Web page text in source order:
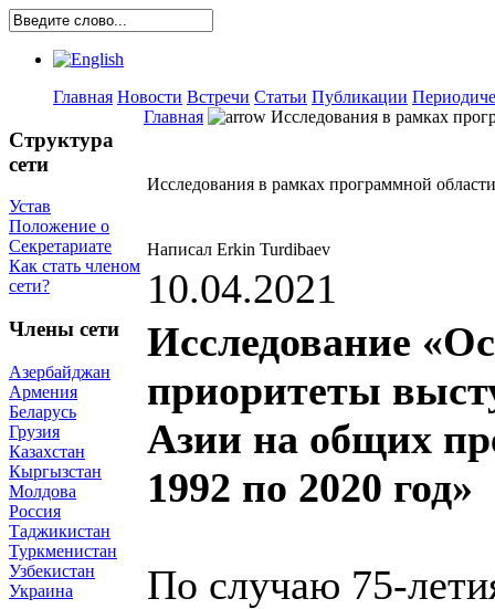
Главная Новости Встречи Статьи Публикации
Структура
сети
Устав
Положение о
Секретариате
Как стать членом
сети?
Члены сети
Азербайджан
Армения
Беларусь
Грузия
Казахстан
Кыргызстан
Молдова
Россия
Таджикистан
Туркменистан
Узбекистан
Украина
Главная Исследования в рамках
Исследования в рамках программной
Написал Erkin Turdibaev
10.04.2021
Исследование
приоритеты
Азии на общих
1992 по 2020 год»
По случаю 75-